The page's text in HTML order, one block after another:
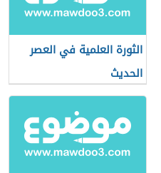
الثورة العلمية في العصر
الحديث